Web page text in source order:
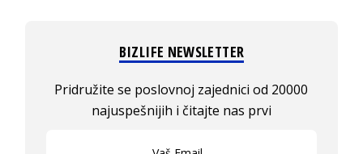
BIZLIFE NEWSLETTER
Pridružite se poslovnoj zajednici od 20000
najuspešnijih i čitajte nas prvi